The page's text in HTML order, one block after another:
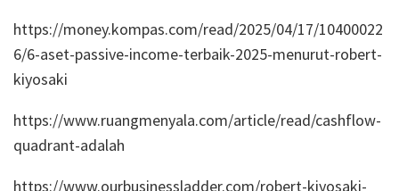
https://money.kompas.com/read/2025/04/17/10400022
6/6-aset-passive-income-terbaik-2025-menurut-robert-
kiyosaki
https://www.ruangmenyala.com/article/read/cashflow-
quadrant-adalah
https://www.ourbusinessladder.com/robert-kiyosaki-